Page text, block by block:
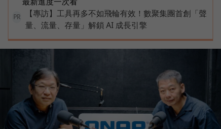
PR
【專訪】工具再多不如飛輪有效！數聚集團首創「聲
量、流量、存量」解鎖 AI 成長引擎